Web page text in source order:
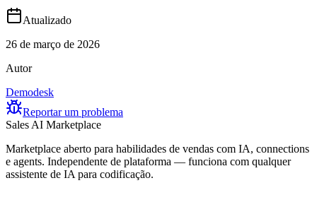
Atualizado
26 de março de 2026
Autor
Demodesk
Reportar um problema
Sales AI Marketplace
Marketplace aberto para habilidades de vendas com IA, connections
e agents. Independente de plataforma — funciona com qualquer
assistente de IA para codificação.